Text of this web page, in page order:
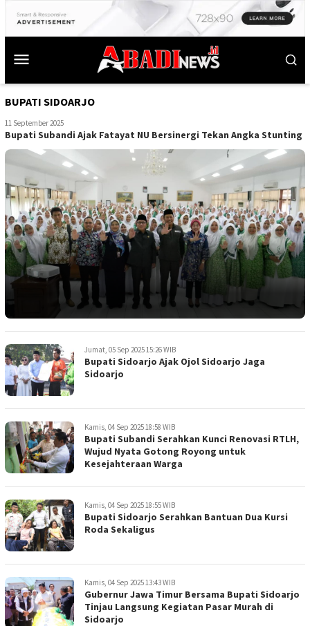
BUPATI SIDOARJO
11 September 2025
Bupati Subandi Ajak Fatayat NU Bersinergi Tekan Angka Stunting
Jumat, 05 Sep 2025 15:26 WIB
Bupati Sidoarjo Ajak Ojol Sidoarjo Jaga
Sidoarjo
Kamis, 04 Sep 2025 18:58 WIB
Bupati Subandi Serahkan Kunci Renovasi RTLH,
Wujud Nyata Gotong Royong untuk
Kesejahteraan Warga
Kamis, 04 Sep 2025 18:55 WIB
Bupati Sidoarjo Serahkan Bantuan Dua Kursi
Roda Sekaligus
Kamis, 04 Sep 2025 13:43 WIB
Gubernur Jawa Timur Bersama Bupati Sidoarjo
Tinjau Langsung Kegiatan Pasar Murah di
Sidoarjo